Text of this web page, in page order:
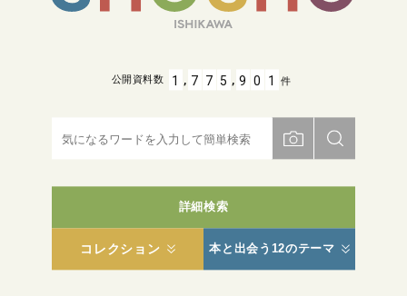
詳細検索
コレクション 本と出会う12のテーマ
公開資料数 1 , 7 7 5 , 9 0 1 件